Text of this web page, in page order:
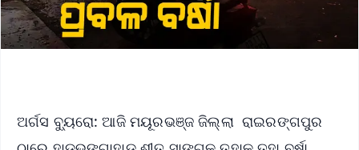
ଅର୍ଗସ ବ୍ୟୁରୋ: ଆଜି ମୟୂରଭଞ୍ଜ ଜିଲ୍ଲା ରାଇରଙ୍ଗପୁର